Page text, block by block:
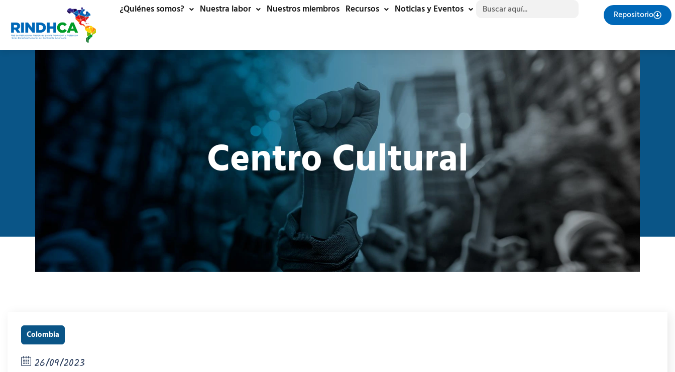
¿Quiénes somos? Nuestra labor Nuestros miembros Recursos Noticias y Eventos Buscar:
Repositorio
Centro Cultural
Colombia
26/09/2023